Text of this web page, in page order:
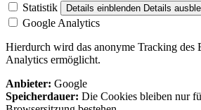
Statistik
Details einblenden Details
Google Analytics
Hierdurch wird das anonyme Tracking des
Analytics ermöglicht.
Anbieter: Google
Speicherdauer: Die Cookies bleiben nur